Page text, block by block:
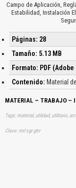
Campo de Aplicación,
Estabilidad, Instalación
Páginas: 28
Tamaño: 5.13 MB
Formato: PDF
Contenido: Material de
MATERIAL – TRABAJO –
Clave: mrl sgr gtrr